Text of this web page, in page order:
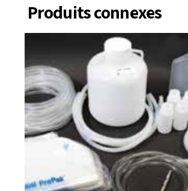
Produits connexes